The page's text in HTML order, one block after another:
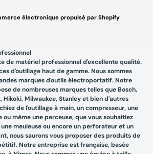
électronique propulsé par Shopify
de matériel professionnel d'excellente qualité.
d'outillage haut de gamme. Nous sommes
marques d'outils électroportatif. Notre
de nombreuses marques telles que Bosch,
Hikoki, Milwaukee, Stanley et bien d'autres
de l'outillage à main, un compresseur, une
ou même une perceuse, que vous souhaitiez
meuleuse ou encore un perforateur et un
nous saurons vous proposer des produits de
Notre entreprise est française, basée